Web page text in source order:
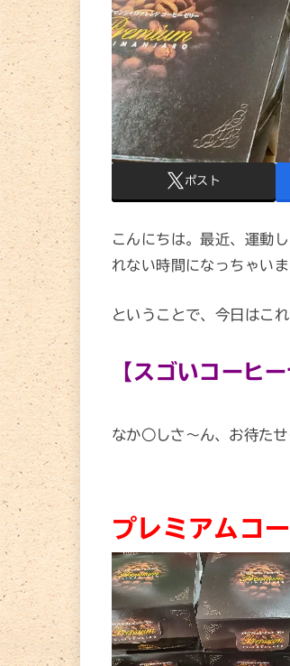
ポスト
こんにちは。最近、運動
れない時間になっちゃい
ということで、今日はこれ
【スゴいコーヒ
なか○しさ～ん、お待た
プレミアムコ